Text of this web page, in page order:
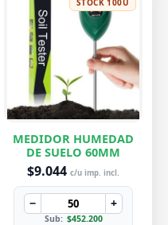
MEDIDOR HUMEDAD
DE SUELO 60MM
$9.044 c/u imp. incl.
− +
Sub: $452.200